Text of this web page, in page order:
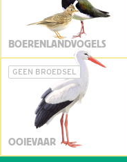
BOERENLANDVOGELS
GEEN BROEDSEL
OOIEVAAR